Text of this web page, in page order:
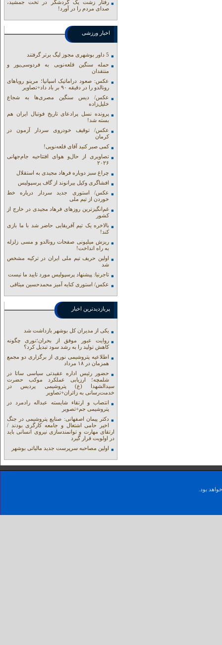
رفتار زشت یک گردشگر در تخت جمشید،
صدای مردم را در آورد!
اخبار ورزشی
5 داور بوشهری مجوز لیگ برتر گرفتند
حمله سنگین قلعه‌نویی به فردوسی‌پور و
منتقدان
عکس: صعود دراماتیک اسپانیا؛ مرینو رویاهای
رونالدو را در دقیقه ۹۰ بر باد داد+تصاویر
عکس/ دیس سنگین مصری‌ها به شجاع
خلیل‌زاده
پرونده نسل پرادعای تاریخ فوتبال ایران هم
بسته شد!
عکس/ توقیف خودروی سردار آزمون در
کرمان
کمی صبر کنید آقای قلعه‌نویی!
تصاویری از حال‌و هوای افتتاحیه جام‌جهانی
۲۰۲۶
چراغ سبز دوباره فرهاد مجیدی به استقلال
افشاگری وکیل بیرانوند از گاف‌ پرسپولیس
عکس/ استوری جدید سردار درباره خط
خوردن از تیم ملی
غم‌انگیزترین روزهای فرهاد مجیدی در خارج از
کشور
بالاخره یک تیم آفریقایی حاضر شد با ما بازی
کند!
ریزش میلیونی صفحات رونالدو و مسی زلزله
به راه انداخت!
اولین حریف تیم ملی ایران در ترکیه مشخص
شد
تاجرنیا: پیشنهاد پرسپولیس مورد تایید ما نیست
عکس/ استوری کنایه آمیز محمدحسین میثاقی
پربازدیدترین اخبار
یکی از مدیران کل بوشهر بازداشت شد
روایت عبور موفق از بحران؛نوری چگونه
کاهش تولید را به رشد سود تبدیل کرد؟
اطلاعیه پتروشیمی نوری از برگزاری دو مجمع
همزمان در ۱۸ مرداد
حضور رئیس اداره عقیدتی سیاسی ساتا در
شلمچه؛ ارزیابی عملکرد موکب حضرت
سیدالشهدا (ع) پتروشیمی پردیس در
خدمت‌رسانی به زائران+تصاویر
انتصاب و ارتقاء شایسته عبداله رادمرد در
پتروشیمی جم+تصویر
دکتر پیمان اصفهانی: صنایع پتروشیمی در جنگ
اخیر حامی اشتغال و جامعه کارگری بودند /
ارتقای مهارت و توانمندسازی نیروی انسانی باید
در اولویت قرار گیرد
اولین مصاحبه سرپرست جدید مالیاتی بوشهر
بود.